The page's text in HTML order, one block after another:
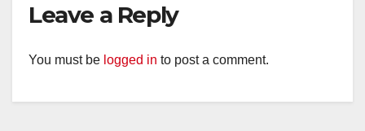
Leave a Reply
You must be logged in to post a comment.